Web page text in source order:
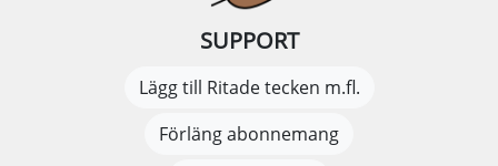
SUPPORT
Lägg till Ritade tecken m.fl.
Förläng abonnemang